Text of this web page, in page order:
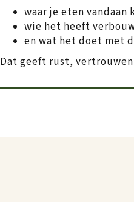
waar je eten vandaan
wie het heeft
en wat het doet met
Dat geeft rust, vertrouwen